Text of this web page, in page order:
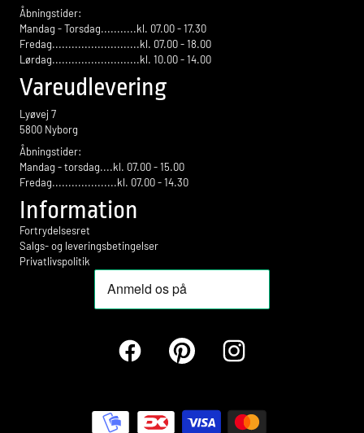
Åbningstider:
Mandag - Torsdag...........kl. 07.00 - 17.30
Fredag...........................kl. 07.00 - 18.00
Lørdag...........................kl. 10.00 - 14.00
Vareudlevering
Lyøvej 7
5800 Nyborg
Åbningstider:
Mandag - torsdag....kl. 07.00 - 15.00
Fredag....................kl. 07.00 - 14.30
Information
Fortrydelsesret
Salgs- og leveringsbetingelser
Privatlivspolitik